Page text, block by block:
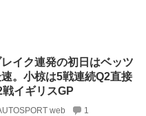
イク連発の初日はベッツ
。小椋は5戦連続Q2直接
イギリスGP
web 1